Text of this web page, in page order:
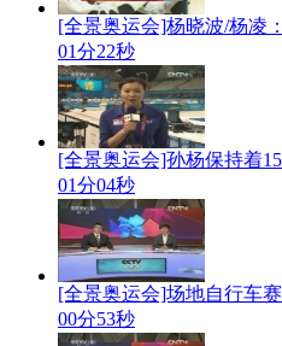
[全景奥运会]杨晓波/杨凌
01分22秒
[全景奥运会]孙杨保持着
01分04秒
[全景奥运会]场地自行车
00分53秒